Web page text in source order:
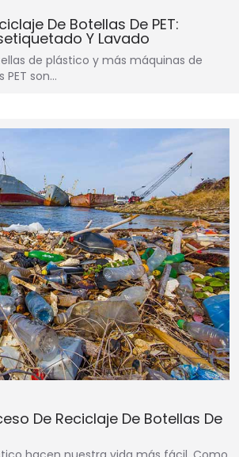
De Botellas De PET:
Y Lavado
de plástico y más máquinas de
son…
De Reciclaje De Botellas De